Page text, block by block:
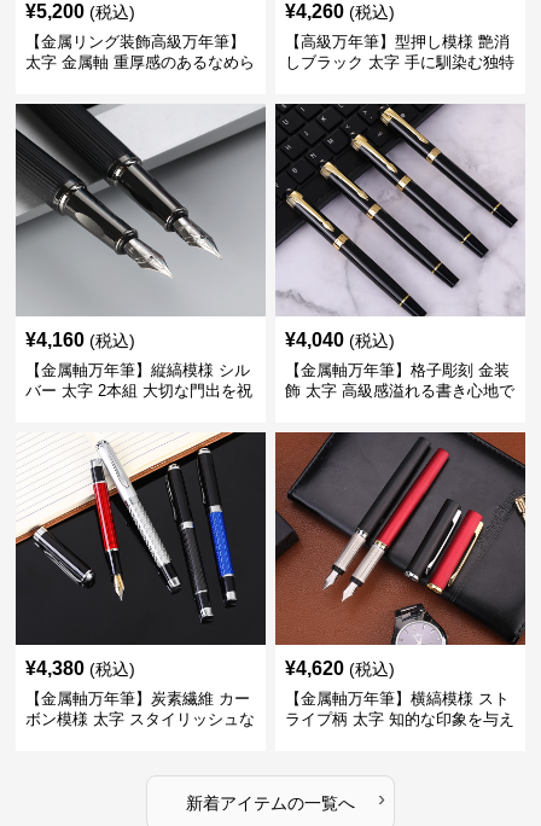
¥5,200 (税込)
【金属リング装飾高級万年筆】
太字 金属軸 重厚感のあるなめら
きに最適
¥4,260 (税込)
【高級万年筆】型押し模様 艶消
しブラック 太字 手に馴染む独特
くい
¥4,160 (税込)
【金属軸万年筆】縦縞模様 シル
バー 太字 2本組 大切な門出を祝
ト
¥4,040 (税込)
【金属軸万年筆】格子彫刻 金装
飾 太字 高級感溢れる書き心地で
¥4,380 (税込)
【金属軸万年筆】炭素繊維 カー
ボン模様 太字 スタイリッシュな
¥4,620 (税込)
【金属軸万年筆】横縞模様 スト
ライプ柄 太字 知的な印象を与え
新着アイテムの一覧へ ›